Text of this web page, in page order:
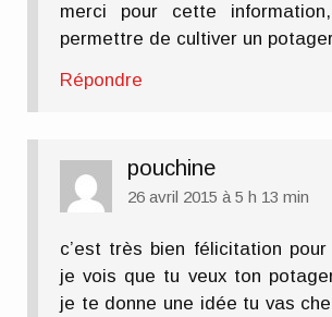
merci pour cette
permettre de cultiver un
Répondre
pouchine
26 avril 2015 à 5 h 13 min
c’est très bien félicitation
je vois que tu veux ton
je te donne une idée tu vas